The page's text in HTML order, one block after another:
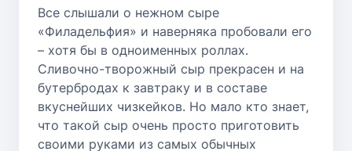
Все слышали о нежном сыре
«Филадельфия» и наверняка пробовали его
– хотя бы в одноименных роллах.
Сливочно-творожный сыр прекрасен и на
бутербродах к завтраку и в составе
вкуснейших чизкейков. Но мало кто знает,
что такой сыр очень просто приготовить
своими руками из самых обычных